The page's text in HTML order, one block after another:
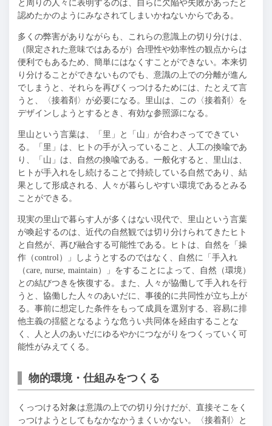
と周りの人々に表明するのは、自らに欠陥や失敗があったと
認めたかのようにみなされてしまいかねないからである。
多くの弊害がありながらも、これらの意識上の切り分けは、
（限定された意味ではあるが）合理性や効率性の観点からは
便利でもあるため、簡単にはなくすことができない。本来切
り分けることができないものでも、意識の上での分離が進ん
でしまうと、それらを再びくっつけるためには、たとえて言
うと、〈接着剤〉が必要になる。里山は、この〈接着剤〉を
デザインしようとするとき、有効な参照源になる。
里山という言葉は、「里」と「山」が合わさってできてい
る。「里」は、ヒトの手が入っていること、人工の換喩であ
り、「山」は、自然の換喩である。一般化すると、里山は、
ヒトが手入れをし続けることで持続している自然であり、結
果として形成される、人々が暮らしやすい環境であるとみる
ことができる。
現実の里山で暮らす人が多くはない現代で、里山という言葉
が喚起するのは、近代の自然観では切り分けられてきたヒト
と自然が、再び融合する可能性である。ヒトは、自然を「操
作（control ）」しようとするのではなく、自然に「手入れ
（care, nurse, maintain ）」をすることによって、自然（環境）
との結びつきを恢復する。また、人々が協働して手入れを行
うと、協働した人々のあいだに、事後的に共同性が立ち上が
る。事前に想定した条件をもって成員を選別する、容易に排
他主義の揺籃となるような危うい共同体を経由することな
く、人と人のあいだにゆるやかにつながりをつくっていく可
能性がみえてくる。
物的環境・仕組みをつくる
くっつける対象は意識の上での切り分けだが、直接そこをく
っつけようとしてもなかなかうまくいかない。〈接着剤〉と